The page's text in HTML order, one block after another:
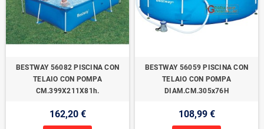
BESTWAY 56082 PISCINA CON
TELAIO CON POMPA
CM.399X211X81h.
162,20 €
BESTWAY 56059 PISCINA CON
TELAIO CON POMPA
DIAM.CM.305x76H
108,99 €